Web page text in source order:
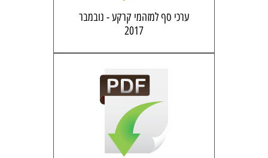
ערכי סף למזהמי קרקע - נובמבר
2017